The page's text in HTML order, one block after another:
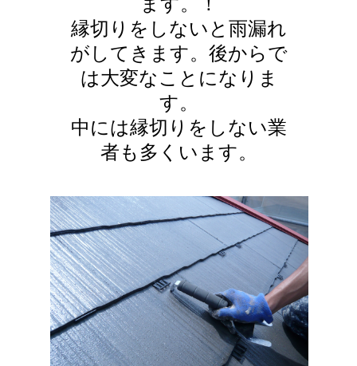
縁切りをしないと雨漏れ
がしてきます。後からで
は大変なことになりま
す。
中には縁切りをしない業
者も多くいます。